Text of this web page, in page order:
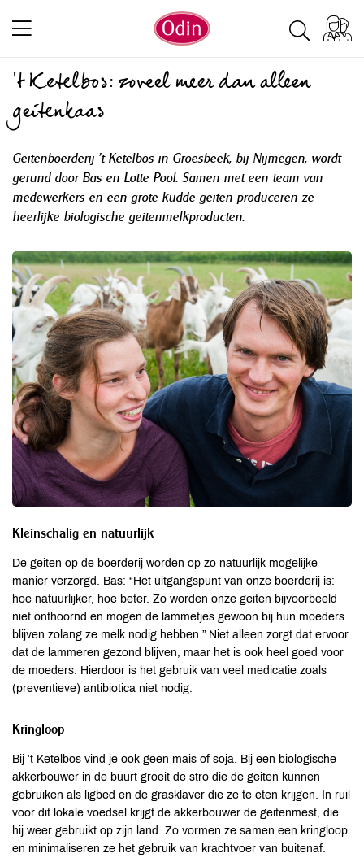
‘t Ketelbos: zoveel meer dan alleen
geitenkaas
Geitenboerderij ’t Ketelbos in Groesbeek, bij Nijmegen, wordt
gerund door Bas en Lotte Pool. Samen met een team van
medewerkers en een grote kudde geiten produceren ze
heerlijke biologische geitenmelkproducten.
Kleinschalig en natuurlijk
De geiten op de boerderij worden op zo natuurlijk mogelijke
manier verzorgd. Bas: “Het uitgangspunt van onze boerderij is:
hoe natuurlijker, hoe beter. Zo worden onze geiten bijvoorbeeld
niet onthoornd en mogen de lammetjes gewoon bij hun moeders
blijven zolang ze melk nodig hebben.” Niet alleen zorgt dat ervoor
dat de lammeren gezond blijven, maar het is ook heel goed voor
de moeders. Hierdoor is het gebruik van veel medicatie zoals
(preventieve) antibiotica niet nodig.
Kringloop
Bij ’t Ketelbos vind je ook geen mais of soja. Bij een biologische
akkerbouwer in de buurt groeit de stro die de geiten kunnen
gebruiken als ligbed en de grasklaver die ze te eten krijgen. In ruil
voor dit lokale voedsel krijgt de akkerbouwer de geitenmest, die
hij weer gebruikt op zijn land. Zo vormen ze samen een kringloop
en minimaliseren ze het gebruik van krachtvoer van buitenaf.